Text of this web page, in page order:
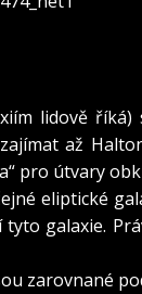
Newtonian,
lidově říká)
až
pro útvary
eliptické
galaxie.
zarovnané